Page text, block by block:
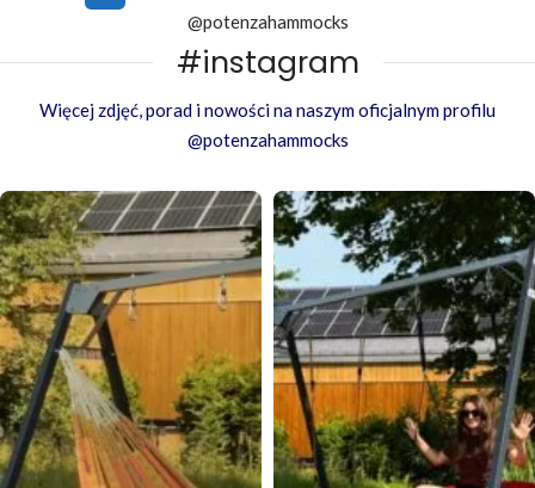
@potenzahammocks
#instagram
Więcej zdjęć, porad i nowości na naszym oficjalnym profilu
@potenzahammocks